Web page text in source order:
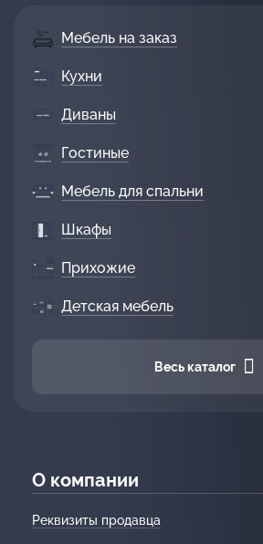
Мебель на заказ
Кухни
Диваны
Гостиные
Мебель для спальни
Шкафы
Прихожие
Детская мебель
Весь каталог
О компании
Реквизиты продавца